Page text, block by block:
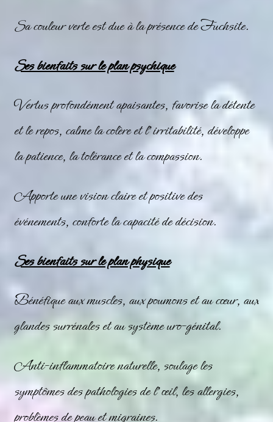
Sa couleur verte est due à la présence de Fuchsite.
Ses bienfaits sur le plan psychique
Vertus profondément apaisantes, favorise la détente
et le repos, calme la colère et l’irritabilité, développe
la patience, la tolérance et la compassion.
Apporte une vision claire et positive des
événements, conforte la capacité de décision.
Ses bienfaits sur le plan physique
Bénéfique aux muscles, aux poumons et au cœur, aux
glandes surrénales et au système uro-génital.
Anti-inflammatoire naturelle, soulage les
symptômes des pathologies de l’œil, les allergies,
problèmes de peau et migraines.